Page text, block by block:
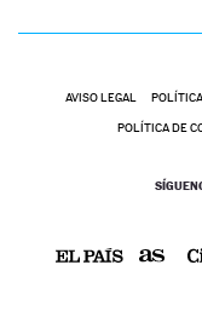
AVISO LEGAL
POLÍTICA DE